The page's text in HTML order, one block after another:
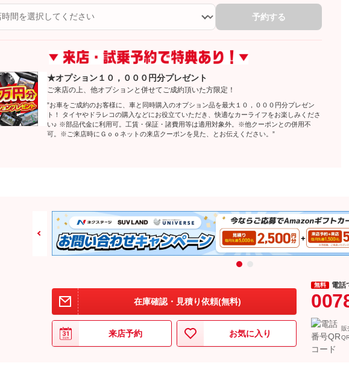
予約する
★オプション１０，０００円分プレゼント
ご来店の上、他オプションと併せてご成約頂いた方限定！
”お車をご成約のお客様に、車と同時購入のオプション品を最大１０，０００円分プレゼン
ト！ タイヤやドラレコの購入などにお役立ていただき、快適なカーライフをお楽しみくださ
い♪ ※部品代金に利用可。工賃・保証・諸費用等は適用対象外。※他クーポンとの併用不
可。※ご来店時にＧｏｏネットの来店クーポンを見た、とお伝えください。”
在庫確認・見積り依頼(無料)
来店予約 お気に入り
無料 電話
販